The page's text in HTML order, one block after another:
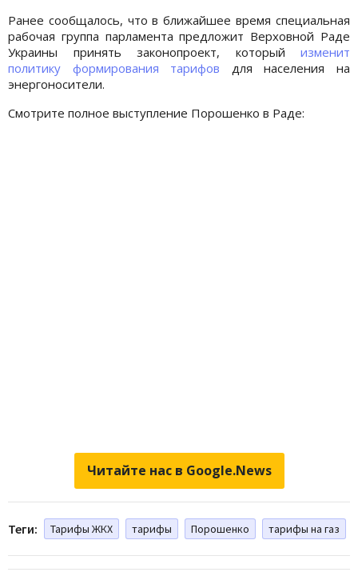
Ранее сообщалось, что в ближайшее время специальная
рабочая группа парламента предложит Верховной Раде
Украины принять законопроект, который изменит
политику формирования тарифов для населения на
энергоносители.
Смотрите полное выступление Порошенко в Раде:
Читайте нас в Google.News
Теги: Тарифы ЖКХ тарифы Порошенко тарифы на газ